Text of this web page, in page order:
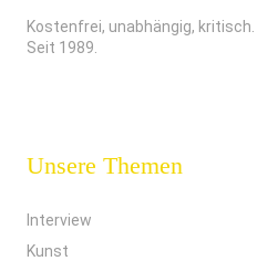
Kostenfrei, unabhängig, kritisch.
Seit 1989.
Unsere Themen
Interview
Kunst